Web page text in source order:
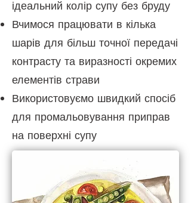
ідеальний колір супу без бруду
Вчимося працювати в кілька
шарів для більш точної передачі
контрасту та виразності окремих
елементів страви
Використовуємо швидкий спосіб
для промальовування приправ
на поверхні супу